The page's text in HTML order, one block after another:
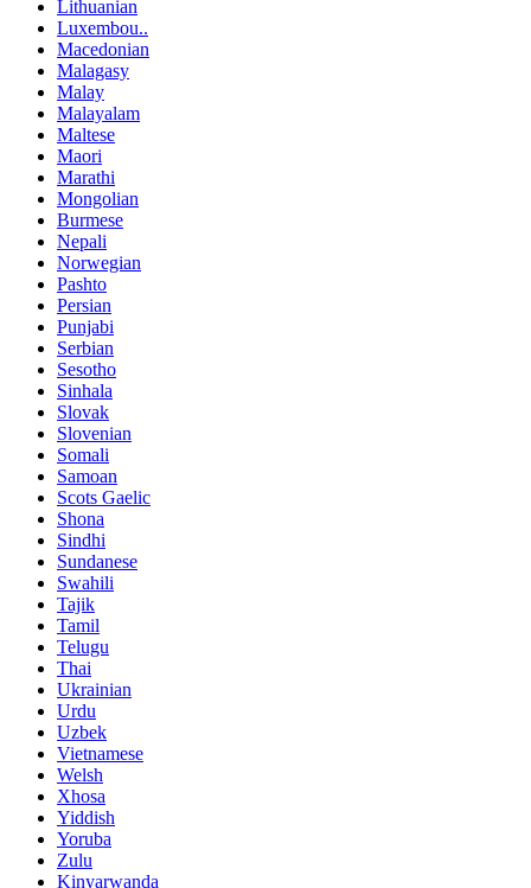
Lithuanian
Luxembou..
Macedonian
Malagasy
Malay
Malayalam
Maltese
Maori
Marathi
Mongolian
Burmese
Nepali
Norwegian
Pashto
Persian
Punjabi
Serbian
Sesotho
Sinhala
Slovak
Slovenian
Somali
Samoan
Scots Gaelic
Shona
Sindhi
Sundanese
Swahili
Tajik
Tamil
Telugu
Thai
Ukrainian
Urdu
Uzbek
Vietnamese
Welsh
Xhosa
Yiddish
Yoruba
Zulu
Kinyarwanda